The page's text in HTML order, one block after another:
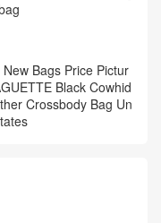
Mamma Baguette
Color Lambskin Leath
Women Bag Pee